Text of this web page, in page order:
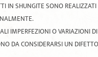
IN SHUNGITE SONO REALIZZATI
IMPERFEZIONI O VARIAZIONI
DA CONSIDERARSI UN